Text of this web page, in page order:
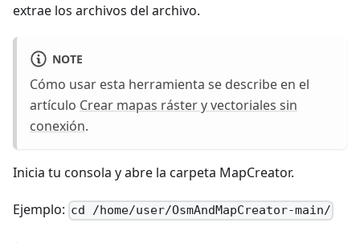
extrae los archivos del archivo.
NOTE
Cómo usar esta herramienta se describe en el
artículo Crear mapas ráster y vectoriales sin
conexión.
Inicia tu consola y abre la carpeta MapCreator.
Ejemplo: cd /home/user/OsmAndMapCreator-main/